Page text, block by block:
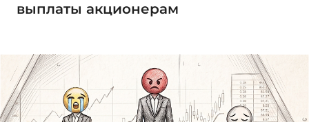
выплаты акционерам